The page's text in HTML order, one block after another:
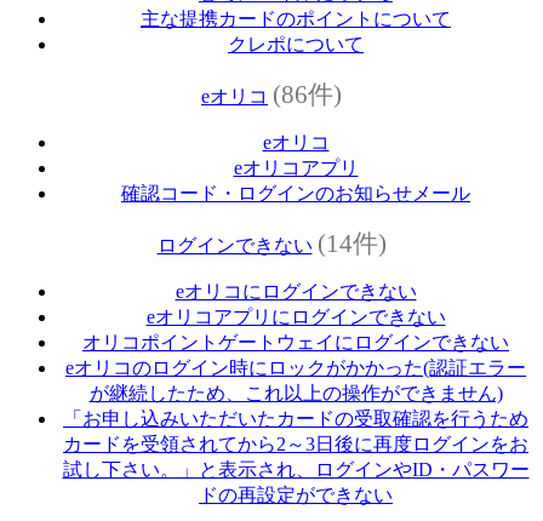
主な提携カードのポイントについて
クレポについて
eオリコ (86件)
eオリコ
eオリコアプリ
確認コード・ログインのお知らせメール
ログインできない (14件)
eオリコにログインできない
eオリコアプリにログインできない
オリコポイントゲートウェイにログインできない
eオリコのログイン時にロックがかかった(認証エラー
が継続したため、これ以上の操作ができません)
「お申し込みいただいたカードの受取確認を行うため
カードを受領されてから2～3日後に再度ログインをお
試し下さい。」と表示され、ログインやID・パスワー
ドの再設定ができない